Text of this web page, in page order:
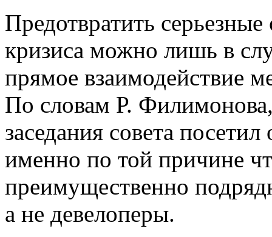
Предотвратить
кризиса можно лишь в
прямое взаимодействие
По словам Р.
заседания совета
именно по той причине
преимущественно
а не девелоперы.